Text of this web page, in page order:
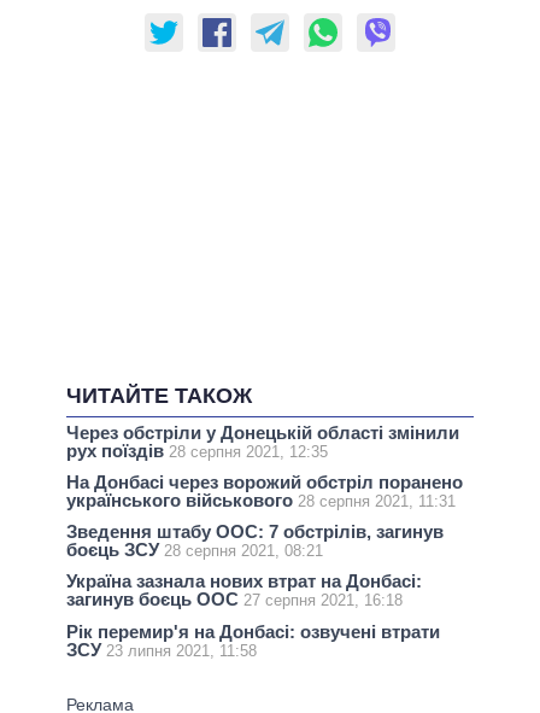
ЧИТАЙТЕ ТАКОЖ
Через обстріли у Донецькій області змінили
рух поїздів 28 серпня 2021, 12:35
На Донбасі через ворожий обстріл поранено
українського військового 28 серпня 2021, 11:31
Зведення штабу ООС: 7 обстрілів, загинув
боєць ЗСУ 28 серпня 2021, 08:21
Україна зазнала нових втрат на Донбасі:
загинув боєць ООС 27 серпня 2021, 16:18
Рік перемир'я на Донбасі: озвучені втрати
ЗСУ 23 липня 2021, 11:58